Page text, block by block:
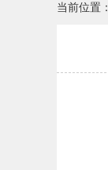
当前位置：